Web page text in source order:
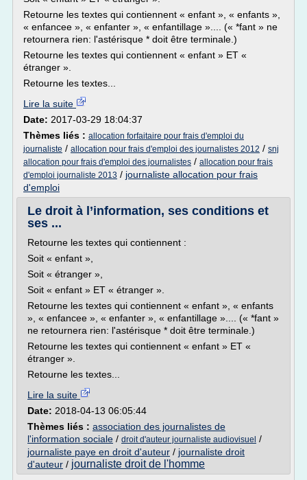
Retourne les textes qui contiennent « enfant », « enfants »,
« enfancee », « enfanter », « enfantillage ».... (« *fant » ne
retournera rien: l'astérisque * doit être terminale.)
Retourne les textes qui contiennent « enfant » ET «
étranger ».
Retourne les textes...
Lire la suite
Date: 2017-03-29 18:04:37
Thèmes liés : allocation forfaitaire pour frais d'emploi du
journaliste / allocation pour frais d'emploi des journalistes 2012 / snj
allocation pour frais d'emploi des journalistes / allocation pour frais
d'emploi journaliste 2013 / journaliste allocation pour frais
d'emploi
Le droit à l’information, ses conditions et
ses ...
Retourne les textes qui contiennent :
Soit « enfant »,
Soit « étranger »,
Soit « enfant » ET « étranger ».
Retourne les textes qui contiennent « enfant », « enfants
», « enfancee », « enfanter », « enfantillage ».... (« *fant »
ne retournera rien: l'astérisque * doit être terminale.)
Retourne les textes qui contiennent « enfant » ET «
étranger ».
Retourne les textes...
Lire la suite
Date: 2018-04-13 06:05:44
Thèmes liés : association des journalistes de
l'information sociale / droit d'auteur journaliste audiovisuel /
journaliste paye en droit d'auteur / journaliste droit
d'auteur / journaliste droit de l'homme